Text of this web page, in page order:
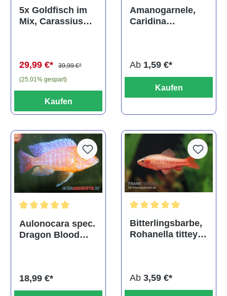
5x Goldfisch im
Mix, Carassius
29,99 €*
39,99 €*
(25.01% gespart)
Kaufen
Amanogarnele,
Caridina
Ab 1,59 €*
Kaufen
Durchschnittliche Bewertung von 5 von 5 Sternen
Aulonocara spec.
Dragon Blood
18,99 €*
Bitterlingsbarbe,
Rohanella titteya,
Ab 3,59 €*